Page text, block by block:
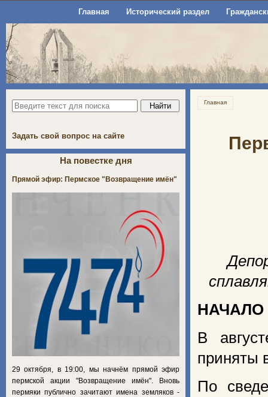
Главная Исторический раздел
Главная
НАЧАЛО
В
приняты
По
Задать свой вопрос на сайте
На повестке дня
Прямой эфир: Пермское "Возвращение имён"
29 октября, в 19:00, мы начнём прямой эфир
пермской акции "Возвращение имён". Вновь
пермяки публично зачитают имена земляков -